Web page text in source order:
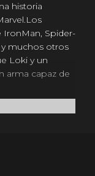
historia
Spider-
y muchos otros
Loki y un
arma capaz de
los personajes
taquillazos de
Vengador,